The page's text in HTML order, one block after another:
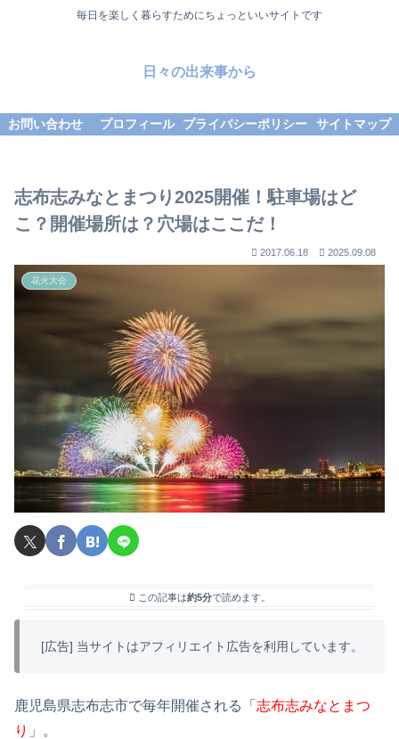
毎日を楽しく暮らすためにちょっといいサイトです
日々の出来事から
お問い合わせ プロフィール プライバシーポリシー サイトマップ
志布志みなとまつり2025開催！駐車場はど
こ？開催場所は？穴場はここだ！
2017.06.18 2025.09.08
花火大会
この記事は約5分で読めます。
[広告] 当サイトはアフィリエイト広告を利用しています。
鹿児島県志布志市で毎年開催される「 志布志みなとまつ
り 」。